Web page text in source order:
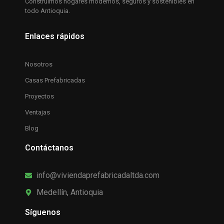
todo Antioquia.
Enlaces rápidos
Nosotros
Casas Prefabricadas
Proyectos
Ventajas
Blog
Contáctanos
info@viviendaprefabricadaltda.com
Medellín, Antioquia
Síguenos